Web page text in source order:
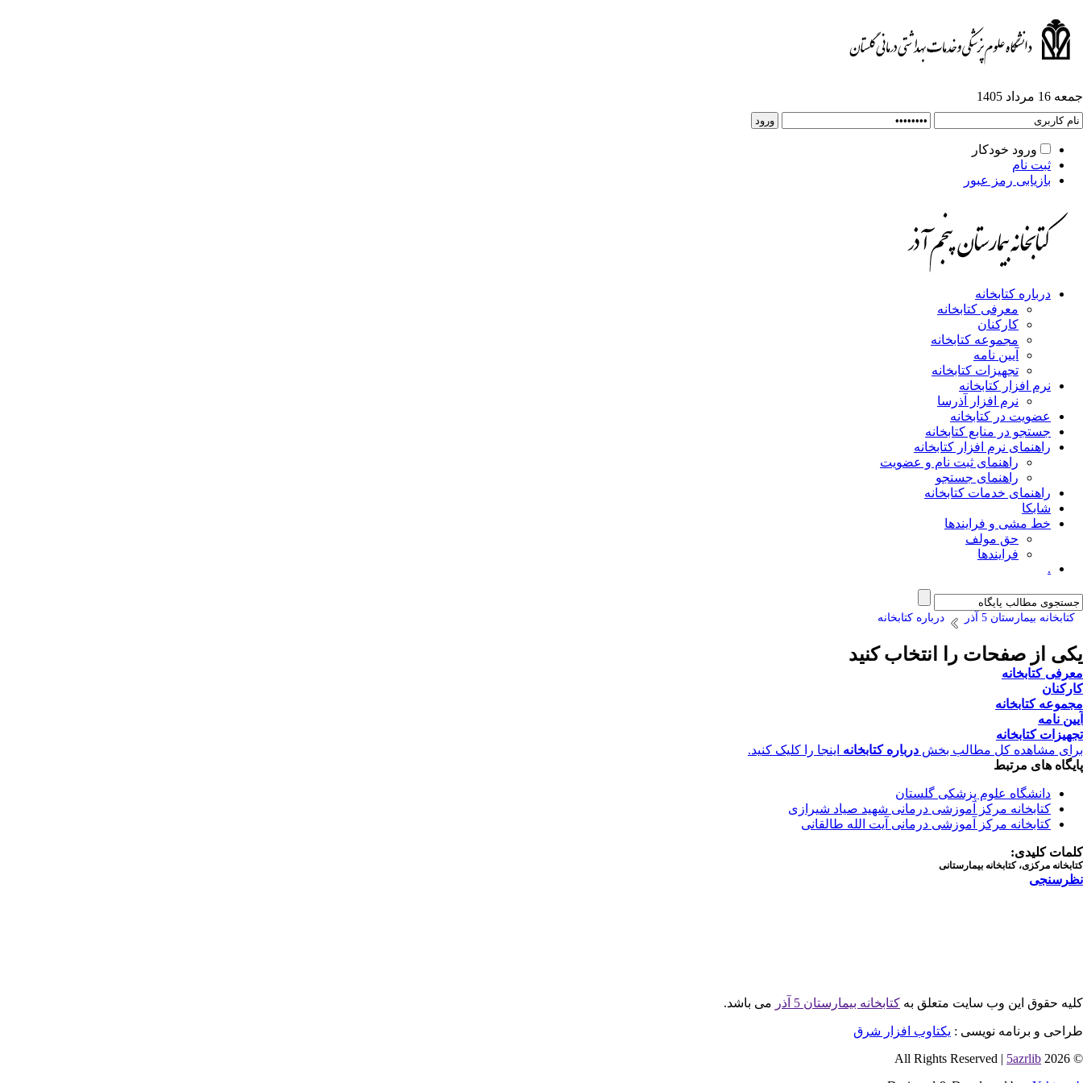
جمعه 16 مرداد 1405
ورود خودکار
ثبت نام
بازیابی رمز عبور
درباره کتابخانه
معرفی کتابخانه
کارکنان
مجموعه کتابخانه
آیین نامه
تجهیزات کتابخانه
نرم افزار کتابخانه
نرم افزار آذرسا
عضویت در کتابخانه
جستجو در منابع کتابخانه
راهنمای نرم افزار کتابخانه
راهنمای ثبت نام و عضویت
راهنمای جستجو
راهنمای خدمات کتابخانه
شابکا
خط مشی و فرایندها
حق مولف
فرایندها
.
کتابخانه بیمارستان 5 آذر درباره کتابخانه
یکی از صفحات را انتخاب کنید
معرفی کتابخانه
کارکنان
مجموعه کتابخانه
آیین نامه
تجهیزات کتابخانه
برای مشاهده کل مطالب بخش درباره کتابخانه اینجا را کلیک کنید.
پایگاه های مرتبط
دانشگاه علوم پزشکی گلستان
کتابخانه مرکز آموزشی درمانی شهید صیاد شیرازی
کتابخانه مرکز آموزشی درمانی آیت الله طالقانی
کلمات کلیدی:
کتابخانه مرکزی، کتابخانه بیمارستانی
نظرسنجی
کلیه حقوق این وب سایت متعلق به کتابخانه بیمارستان 5 آذر می باشد.
طراحی و برنامه نویسی : یکتاوب افزار شرق
© 2026 All Rights Reserved |
5azrlib